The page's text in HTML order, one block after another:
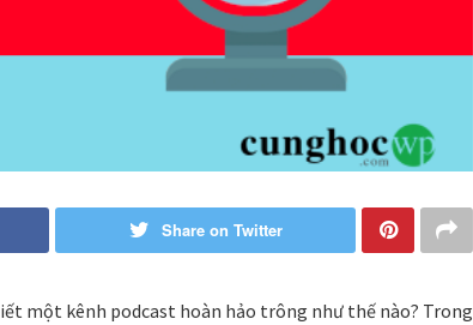
Share on Twitter
một kênh podcast hoàn hảo trông như thế nào? Trong